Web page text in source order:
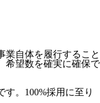
業自体を履行すること
希望数を確実に確保で
。100%採用に至り